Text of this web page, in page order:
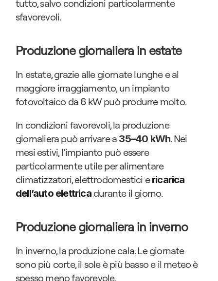
tutto, salvo condizioni particolarmente
sfavorevoli.
Produzione giornaliera in estate
In estate, grazie alle giornate lunghe e al
maggiore irraggiamento, un impianto
fotovoltaico da 6 kW può produrre molto.
In condizioni favorevoli, la produzione
giornaliera può arrivare a 35–40 kWh. Nei
mesi estivi, l’impianto può essere
particolarmente utile per alimentare
climatizzatori, elettrodomestici e ricarica
dell’auto elettrica durante il giorno.
Produzione giornaliera in inverno
In inverno, la produzione cala. Le giornate
sono più corte, il sole è più basso e il meteo è
spesso meno favorevole.